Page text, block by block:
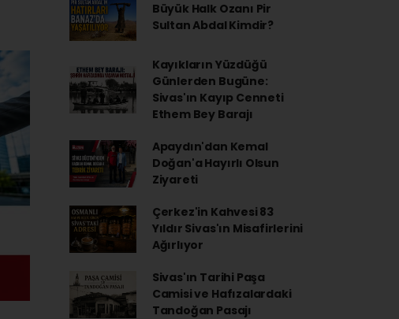
Büyük Halk Ozanı Pir
Sultan Abdal Kimdir?
Kayıkların Yüzdüğü
Günlerden Bugüne:
Sivas'ın Kayıp Cenneti
Ethem Bey Barajı
Apaydın'dan Kemal
Doğan'a Hayırlı Olsun
Ziyareti
Çerkez'in Kahvesi 83
Yıldır Sivas'ın Misafirlerini
Ağırlıyor
Sivas'ın Tarihi Paşa
Camisi ve Hafızalardaki
Tandoğan Pasajı